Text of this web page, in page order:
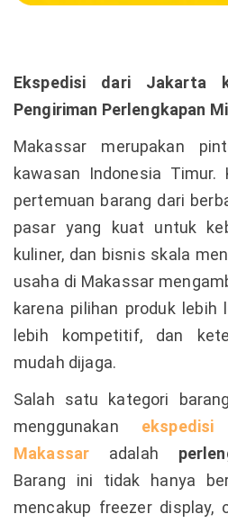
Ekspedisi dari Jakarta
Pengiriman Perlengkapan
Makassar merupakan
kawasan Indonesia
pertemuan barang dari
pasar yang kuat untuk
kuliner, dan bisnis skala
usaha di Makassar
karena pilihan produk lebih
lebih kompetitif, dan
mudah dijaga.
Salah satu kategori
menggunakan
Makassar adalah
Barang ini tidak hanya
mencakup freezer display,